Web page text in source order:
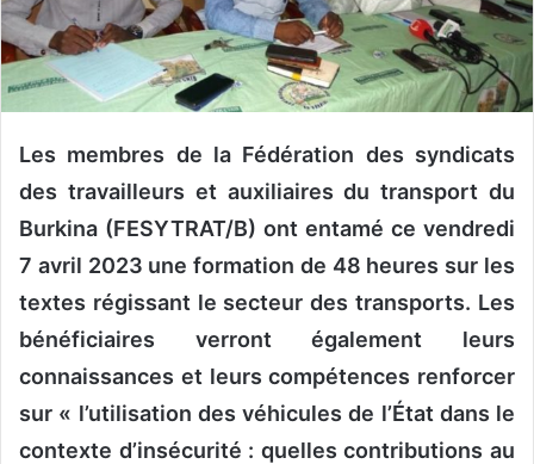
r
r
Les membres de la Fédération des syndicats
des travailleurs et auxiliaires du transport du
Burkina (FESYTRAT/B) ont entamé ce vendredi
7 avril 2023 une formation de 48 heures sur les
textes régissant le secteur des transports. Les
bénéficiaires verront également leurs
connaissances et leurs compétences renforcer
sur « l’utilisation des véhicules de l’État dans le
contexte d’insécurité : quelles contributions au